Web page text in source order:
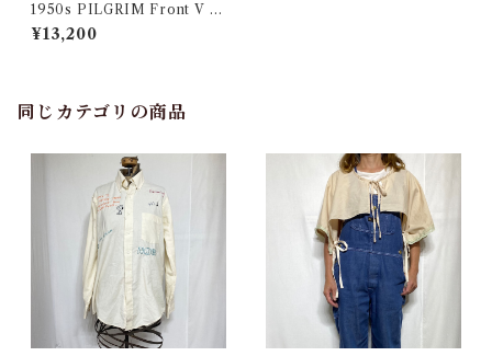
1950s PILGRIM Front V Vi
ntage Sweat Shirt with Pain
t / ピルグリム スウェット
¥13,200
同じカテゴリの商品